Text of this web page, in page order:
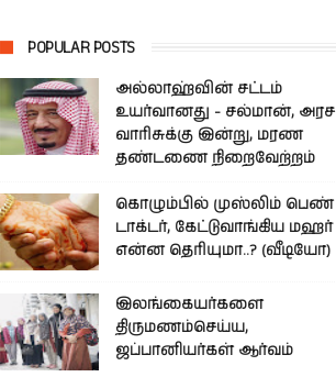
POPULAR POSTS
அல்லாஹ்வின் சட்டம்
உயர்வானது - சல்மான், அரச
வாரிசுக்கு இன்று, மரண
தண்டணை நிறைவேற்றம்
கொழும்பில் முஸ்லிம் பெண்
டாக்டர், கேட்டுவாங்கிய மஹர்
என்ன தெரியுமா..? (வீடியோ)
இலங்கையர்களை
திருமணம்செய்ய,
ஜப்பானியர்கள் ஆர்வம்